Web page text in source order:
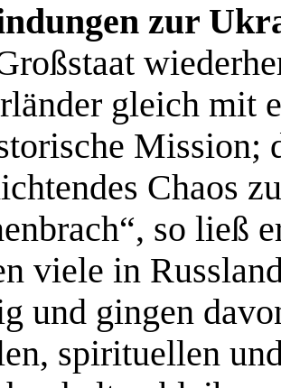
zur
gleich mit
Mission;
Chaos
so ließ
viele in
und gingen
spirituellen